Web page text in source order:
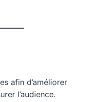
afin d’améliorer
l’audience.